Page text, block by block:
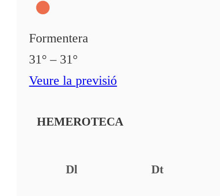
Formentera
31° – 31°
Veure la previsió
HEMEROTECA
Dl Dt